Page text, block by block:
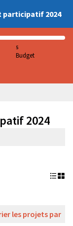
participatif 2024
5
Budget
2024
les projets par